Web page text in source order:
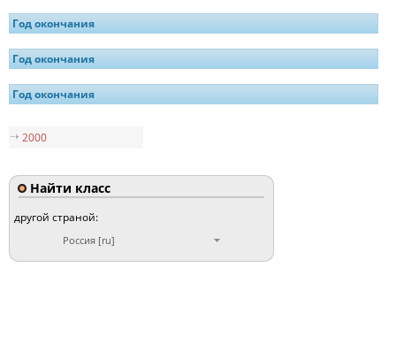
Год окончания
Год окончания
Год окончания
2000
Найти класс
другой страной:
Россия [ru]